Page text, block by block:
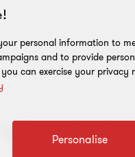
personal information to
and to provide
can exercise your
Personalise